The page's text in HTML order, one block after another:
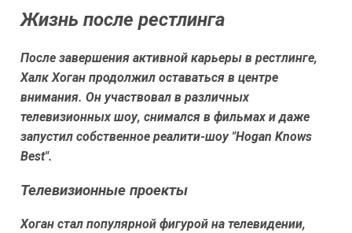
Жизнь после рестлинга
После завершения активной карьеры в рестлинге,
Халк Хоган продолжил оставаться в центре
внимания. Он участвовал в различных
телевизионных шоу, снимался в фильмах и даже
запустил собственное реалити-шоу "Hogan Knows
Best".
Телевизионные проекты
Хоган стал популярной фигурой на телевидении,